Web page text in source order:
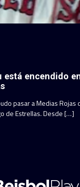
está encendido
pasar a Medias Rojas
de Estrellas. Desde […]